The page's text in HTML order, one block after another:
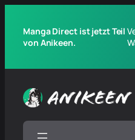
Manga Direct ist jetzt Teil
von Anikeen.